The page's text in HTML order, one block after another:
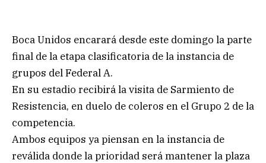
Boca Unidos encarará desde este domingo la parte
final de la etapa clasificatoria de la instancia de
grupos del Federal A.
En su estadio recibirá la visita de Sarmiento de
Resistencia, en duelo de coleros en el Grupo 2 de la
competencia.
Ambos equipos ya piensan en la instancia de
reválida donde la prioridad será mantener la plaza